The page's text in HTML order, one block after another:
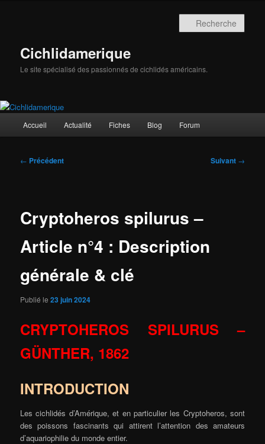
Cichlidamerique
Le site spécialisé des passionnés de cichlidés américains.
principal
Accueil Actualité Fiches Blog Forum
Navigation
← Précédent Suivant →
Cryptoheros spilurus –
Article n°4 : Description
générale & clé
Publié le23 juin 2024
CRYPTOHEROS SPILURUS –
GÜNTHER, 1862
INTRODUCTION
Les cichlidés d’Amérique, et en particulier les Cryptoheros, sont
des poissons fascinants qui attirent l’attention des amateurs
d’aquariophilie du monde entier.